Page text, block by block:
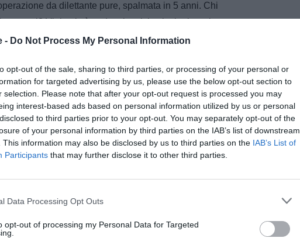
- Do Not Process My Personal Information
opt-out of the sale, sharing to third parties, or processing of your personal or
for targeted advertising by us, please use the below opt-out section to
selection. Please note that after your opt-out request is processed you may
interest-based ads based on personal information utilized by us or personal
to third parties prior to your opt-out. You may separately opt-out of the
of your personal information by third parties on the IAB’s list of downstream
This information may also be disclosed by us to third parties on the IAB’s List of
Participants that may further disclose it to other third parties.
Data Processing Opt Outs
opt-out of processing my Personal Data for Targeted
da dilettante pure, spalmata in 5 anni. Chi
oggi? Vlahovic è andato in crisi psicologica, che
Lui a livello internazionale non ha nessuno che gli
dica che vuole prenderlo a cifre basse. Se
addio. Altrimenti se predominante è l'aspetto
di quest'anno è talmente psicologica e caratteriale
alla Fiorentina".
dati per capire quanti sono gli infortuni per poi agire
l'elenco degli infortuni e ci lavora? Un conto è
Alla Juve devi vincere qualcosa. Vedo nella Juve la